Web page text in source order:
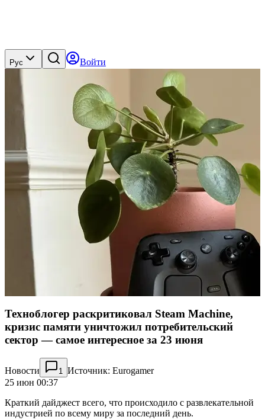
Рус Войти
Техноблогер раскритиковал Steam Machine,
кризис памяти уничтожил потребительский
сектор — самое интересное за 23 июня
Новости 1
Источник: Eurogamer
25 июн 00:37
Краткий дайджест всего, что происходило с развлекательной
индустрией по всему миру за последний день.